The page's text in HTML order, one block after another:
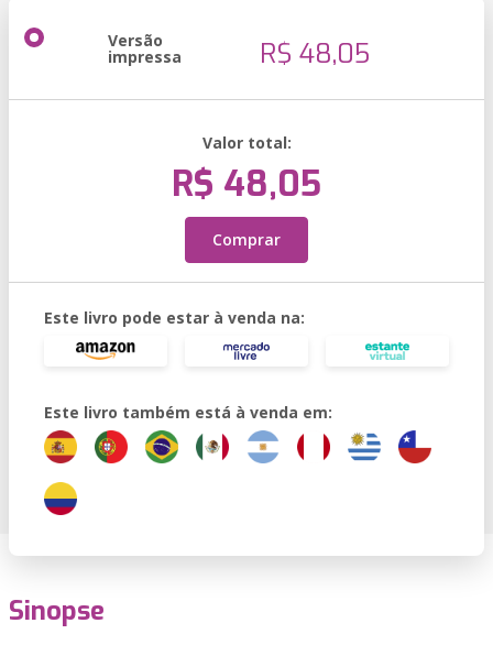
Versão
impressa R$ 48,05
Valor total:
R$ 48,05
Comprar
Este livro pode estar à venda na:
Este livro também está à venda em:
Sinopse